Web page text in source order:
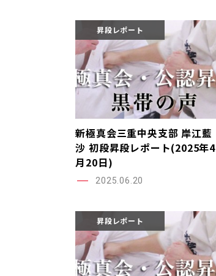
昇段レポート
新極真会三重中央支部 岸江藍
沙 初段昇段レポート(2025年4
月20日)
2025.06.20
昇段レポート